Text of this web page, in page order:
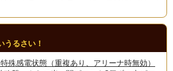
うるさい！
殊感電状態（重複あり、アリーナ時無効）